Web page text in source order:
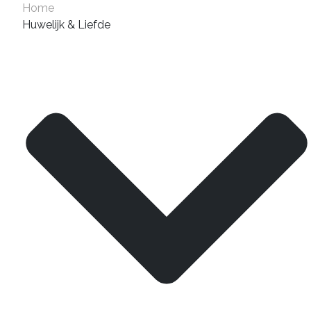
Home
Huwelijk & Liefde